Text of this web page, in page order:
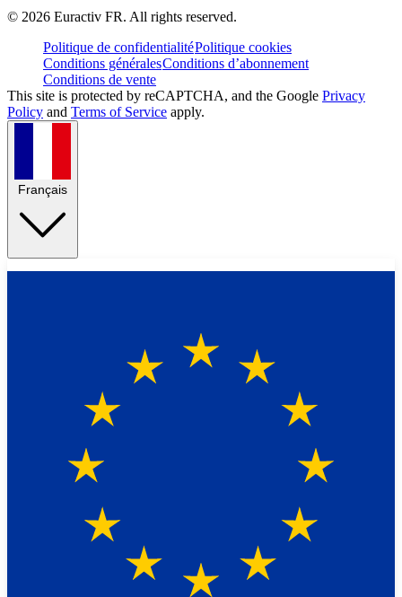
© 2026 Euractiv FR. All rights reserved.
Politique de confidentialitéPolitique cookies
Conditions généralesConditions d’abonnement
Conditions de vente
This site is protected by reCAPTCHA, and the Google Privacy
Policy and Terms of Service apply.
Français